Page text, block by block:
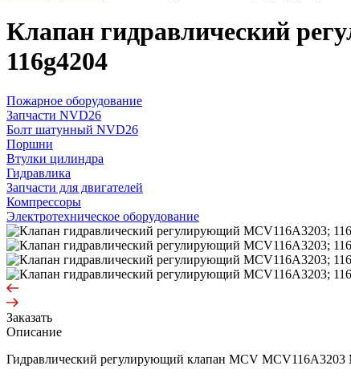
Клапан гидравлический
116g4204
Пожарное оборудование
Запчасти NVD26
Болт шатунный NVD26
Поршни
Втулки цилиндра
Гидравлика
Запчасти для двигателей
Компрессоры
Электротехническое оборудование
Заказать
Описание
Гидравлический регулирующий клапан MCV